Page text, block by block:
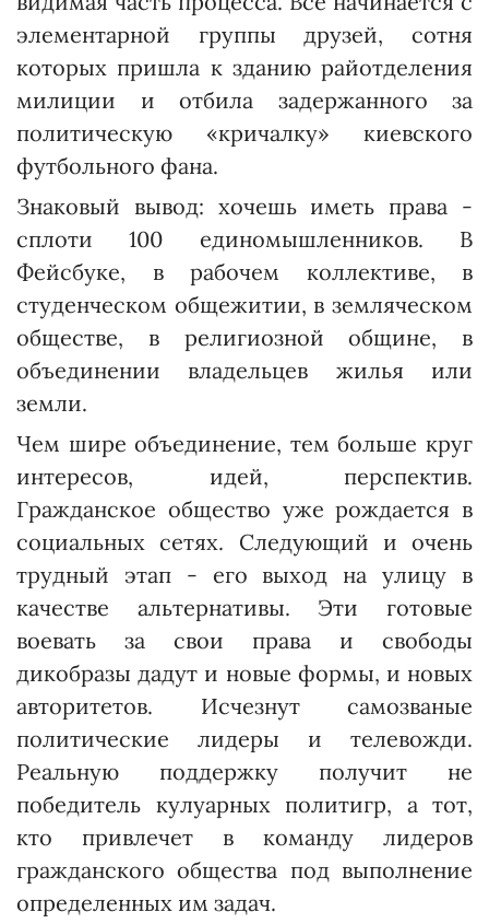
элементарной группы друзей, сотня
которых пришла к зданию райотделения
милиции и отбила задержанного за
политическую «кричалку» киевского
футбольного фана.
Знаковый вывод: хочешь иметь права -
сплоти 100 единомышленников. В
Фейсбуке, в рабочем коллективе, в
студенческом общежитии, в земляческом
обществе, в религиозной общине, в
объединении владельцев жилья или
земли.
Чем шире объединение, тем больше круг
интересов, идей, перспектив.
Гражданское общество уже рождается в
социальных сетях. Следующий и очень
трудный этап - его выход на улицу в
качестве альтернативы. Эти готовые
воевать за свои права и свободы
дикобразы дадут и новые формы, и новых
авторитетов. Исчезнут самозваные
политические лидеры и телевожди.
Реальную поддержку получит не
победитель кулуарных политигр, а тот,
кто привлечет в команду лидеров
гражданского общества под выполнение
определенных им задач.